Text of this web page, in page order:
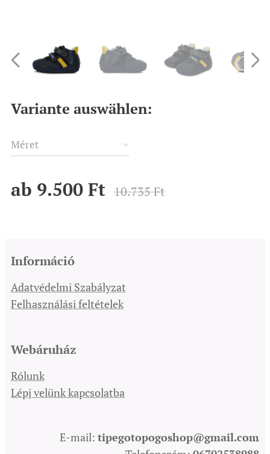
Variante auswählen:
Méret
ab 9.500 Ft 10.735Ft
Információ
Adatvédelmi Szabályzat
Felhasználási feltételek
Webáruház
Rólunk
Lépj velünk kapcsolatba
E-mail: tipegotopogoshop@gmail.com